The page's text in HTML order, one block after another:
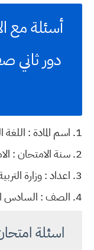
أسئلة مع
1. اسم المادة : اللغة العربية
2. سنة الامتحان : الامتحان الوزاري دور ثاني 2023
3. اعداد : وزارة التربية اللجنة الدائمة للامتحانات الوزارية
4. الصف : السادس الاحيائي
اسئلة